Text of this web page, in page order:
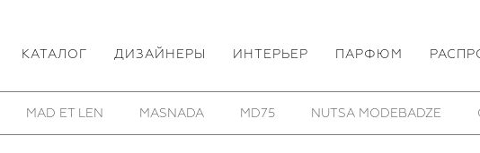
КАТАЛОГ ДИЗАЙНЕРЫ ИНТЕРЬЕР ПАРФЮМ
MAD ET LEN MASNADA MD75 NUTSA MODEBADZE